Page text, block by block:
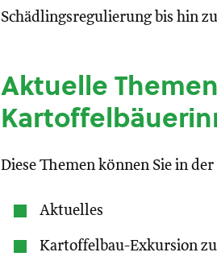
Schädlingsregulierung bis hin
Aktuelle
Diese Themen können Sie in
Aktuelles
Kartoffelbau-Exkursion